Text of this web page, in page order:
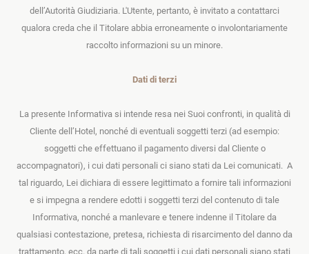
dell’Autorità Giudiziaria. L'Utente, pertanto, è invitato a contattarci
qualora creda che il Titolare abbia erroneamente o involontariamente
raccolto informazioni su un minore.
Dati di terzi
La presente Informativa si intende resa nei Suoi confronti, in qualità di
Cliente dell’Hotel, nonché di eventuali soggetti terzi (ad esempio:
soggetti che effettuano il pagamento diversi dal Cliente o
accompagnatori), i cui dati personali ci siano stati da Lei comunicati. A
tal riguardo, Lei dichiara di essere legittimato a fornire tali informazioni
e si impegna a rendere edotti i soggetti terzi del contenuto di tale
Informativa, nonché a manlevare e tenere indenne il Titolare da
qualsiasi contestazione, pretesa, richiesta di risarcimento del danno da
trattamento, ecc. da parte di tali soggetti i cui dati personali siano stati